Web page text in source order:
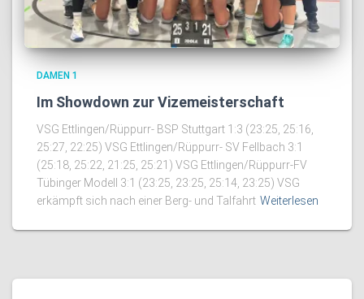
DAMEN 1
Im Showdown zur Vizemeisterschaft
VSG Ettlingen/Rüppurr- BSP Stuttgart 1:3 (23:25, 25:16,
25:27, 22:25) VSG Ettlingen/Rüppurr- SV Fellbach 3:1
(25:18, 25:22, 21:25, 25:21) VSG Ettlingen/Rüppurr-FV
Tübinger Modell 3:1 (23:25, 23:25, 25:14, 23:25) VSG
erkämpft sich nach einer Berg- und Talfahrt Weiterlesen